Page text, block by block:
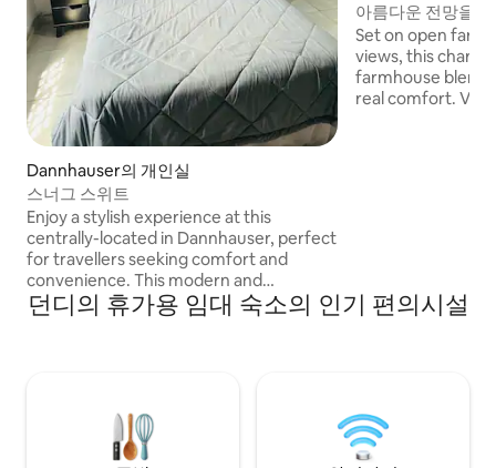
Dannhauser의 개인실
스너그 스위트
Enjoy a stylish experience at this
centrally-located in Dannhauser, perfect
for travellers seeking comfort and
convenience. This modern and
thoughtfully decorated home offers a
relaxing atmosphere, making it ideal for
welcoming interior and all the essentials
needed for a pleasant stay. Guests can
아름다운 전망을
가 휴양지.
Set on open
views, this
farmhouse
real comfort.
던디의 휴가용 임대 숙소의 인기 편의시설